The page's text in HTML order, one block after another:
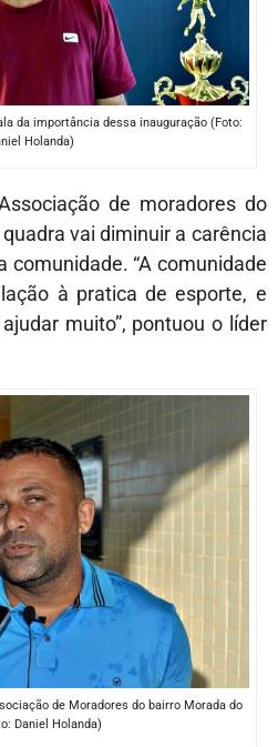
da importância dessa inauguração (Foto:
Holanda)
de moradores do
vai diminuir a carência
comunidade. “A comunidade
à pratica de esporte, e
muito”, pontuou o líder
de Moradores do bairro Morada do
Daniel Holanda)